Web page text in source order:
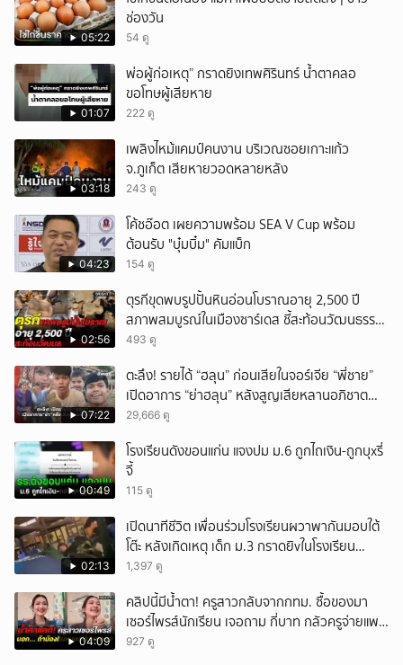
05:22
ช่องวัน
54 ดู
01:07
พ่อผู้ก่อเหตุ” กราดยิงเทพศิรินทร์ น้ำตาคลอ
ขอโทษผู้เสียหาย
222 ดู
03:18
เพลิงไหม้แคมป์คนงาน บริเวณซอยเกาะแก้ว
จ.ภูเก็ต เสียหายวอดหลายหลัง
243 ดู
04:23
โค้ชอ๊อต เผยความพร้อม SEA V Cup พร้อม
ต้อนรับ "บุ๋มบิ๋ม" คัมแบ็ก
154 ดู
02:56
ตุรกีขุดพบรูปปั้นหินอ่อนโบราณอายุ 2,500 ปี
สภาพสมบูรณ์ในเมืองซาร์เดส ชี้สะท้อนวัฒนธรรม
ลิเดีย
493 ดู
07:22
ตะลึง! รายได้ “ฮลุน” ก่อนเสียในจอร์เจีย “พี่ชาย”
เปิดอาการ “ย่าฮลุน” หลังสูญเสียหลานอภิชาต
บุตร!
29,666 ดู
00:49
โรงเรียนดังขอนแก่น แจงปม ม.6 ถูกไถเงิน-ถูกบุxรี่
จี้
115 ดู
02:13
เปิดนาทีชีวิต เพื่อนร่วมโรงเรียนผวาพากันมอบใต้
โต๊ะ หลังเกิดเหตุ เด็ก ม.3 กราดยิvในโรงเรียน
เทพศิรินทร์นนท์ แบบไม่เลือกหน้า เสียงปืนดังสนั่น
1,397 ดู
04:09
คลิปนี้มีน้ำตา! ครูสาวกลับจากกทม. ซื้อของมา
เซอร์ไพรส์นักเรียน เจอถาม กี่บาท กลัวครูจ่ายแพง
w
927 ดู